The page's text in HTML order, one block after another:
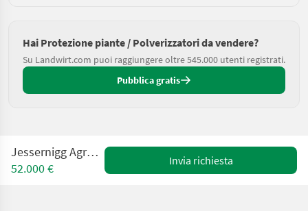
Hai Protezione piante / Polverizzatori da vendere?
Su Landwirt.com puoi raggiungere oltre 545.000 utenti registrati.
Pubblica gratis
Jessernigg AgroGigant 3000
52.000 €
Invia richiesta